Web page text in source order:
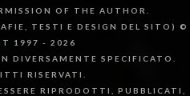
OF THE AUTHOR.
TESTI E DESIGN DEL SITO) ©
1997 - 2026
DIVERSAMENTE SPECIFICATO.
RISERVATI.
RIPRODOTTI, PUBBLICATI,